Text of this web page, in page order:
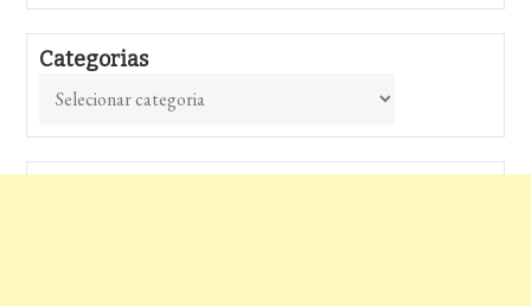
Categorias
Categorias